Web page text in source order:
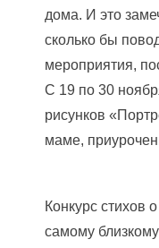
дома. И это
сколько бы
мероприятия,
С 19 по 30
рисунков
маме,
Конкурс стихов
самому